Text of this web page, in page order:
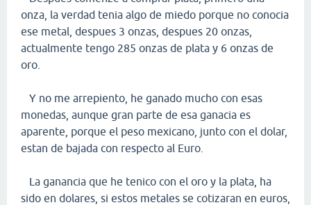
onza, la verdad tenia algo de miedo porque no conocia
ese metal, despues 3 onzas, despues 20 onzas,
actualmente tengo 285 onzas de plata y 6 onzas de
oro.
Y no me arrepiento, he ganado mucho con esas
monedas, aunque gran parte de esa ganacia es
aparente, porque el peso mexicano, junto con el dolar,
estan de bajada con respecto al Euro.
La ganancia que he tenico con el oro y la plata, ha
sido en dolares, si estos metales se cotizaran en euros,